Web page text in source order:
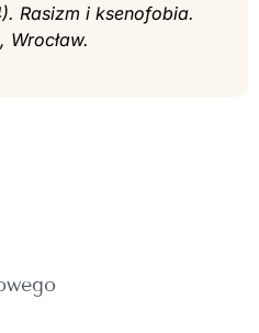
Rasizm i ksenofobia.
Wrocław.